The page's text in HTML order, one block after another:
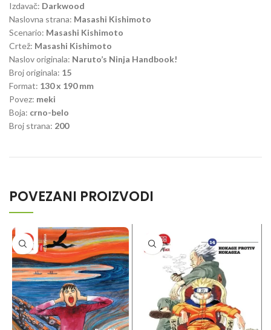
Izdavač: Darkwood
Naslovna strana: Masashi Kishimoto
Scenario: Masashi Kishimoto
Crtež: Masashi Kishimoto
Naslov originala: Naruto’s Ninja Handbook!
Broj originala: 15
Format: 130 x 190 mm
Povez: meki
Boja: crno-belo
Broj strana: 200
POVEZANI PROIZVODI